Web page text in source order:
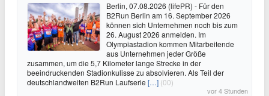
Berlin, 07.08.2026 (lifePR) - Für den
B2Run Berlin am 16. September 2026
können sich Unternehmen noch bis zum
26. August 2026 anmelden. Im
Olympiastadion kommen Mitarbeitende
aus Unternehmen jeder Größe
zusammen, um die 5,7 Kilometer lange Strecke in der
beeindruckenden Stadionkulisse zu absolvieren. Als Teil der
deutschlandweiten B2Run Laufserie […] (00)
vor 4 Stunden